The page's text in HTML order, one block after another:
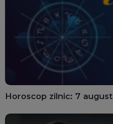
Horoscop zilnic: 7 august